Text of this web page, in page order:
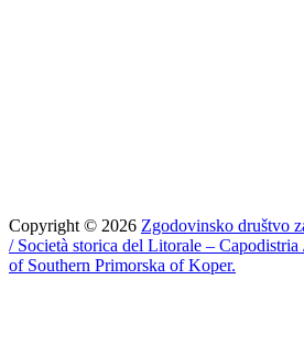
Copyright © 2026 Zgodovinsko društvo
/ Società storica del Litorale –
of Southern Primorska of Koper.